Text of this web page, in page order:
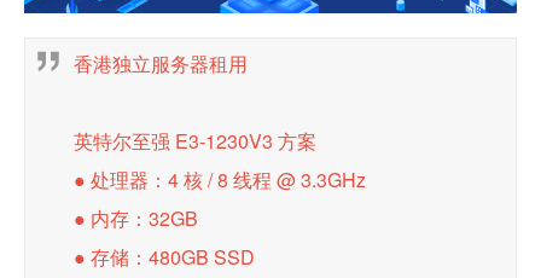
香港独立服务器租用
英特尔至强 E3-1230V3 方案
● 处理器：4 核 / 8 线程 @ 3.3GHz
● 内存：32GB
● 存储：480GB SSD